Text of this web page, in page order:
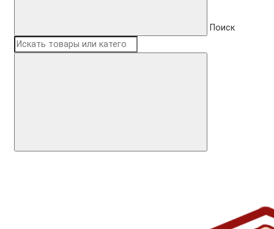
Поиск